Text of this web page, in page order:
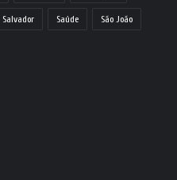
Salvador Saúde São João